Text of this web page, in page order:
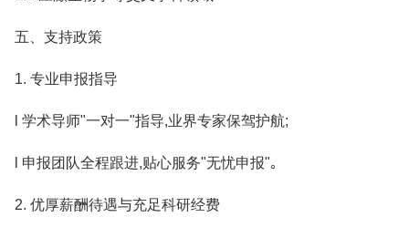
五、支持政策
1. 专业申报指导
l 学术导师"一对一"指导,业界专家保驾护航;
l 申报团队全程跟进,贴心服务"无忧申报"｡
2. 优厚薪酬待遇与充足科研经费